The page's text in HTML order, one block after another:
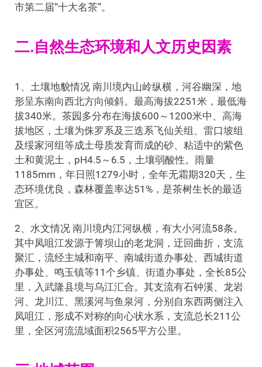
市第二届“十大名茶”。
二.自然生态环境和人文历史因素
1、土壤地貌情况 南川境内山岭纵横，河谷幽深，地
形呈东南向西北方向倾斜。最高海拔2251米，最低海
拔340米。茶园多分布在海拔600～1200米中、高海
拔地区，土壤为侏罗系及三迭系飞仙关组、雷口坡组
及绥家河组等成土母质发育而成的砂、粘适中的紫色
土和黄泥土，pH4.5～6.5，土壤弱酸性。雨量
1185mm，年日照1279小时，全年无霜期320天，生
态环境优良，森林覆盖率达51%，是茶树生长的最适
宜区。
2、水文情况 南川境内江河纵横，有大小河流58条。
其中凤咀江发源于箐坝山的老龙洞，迂回曲折，支流
聚汇，流经主城和南平、南城街道办事处、西城街道
办事处、鸣玉镇等11个乡镇、街道办事处，全长85公
里，入武隆县境与乌江汇合。其支流有石钟溪、龙岩
河、龙川江、黑溪河与鱼泉河，分别自东西两侧注入
凤咀江，形成不对称的向心状水系，支流总长211公
里，全区河流流域面积2565平方公里。